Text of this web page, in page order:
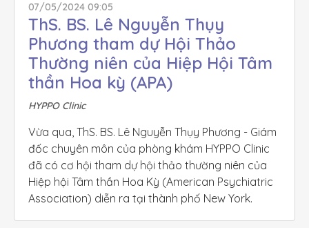
07/05/2024 09:05
ThS. BS. Lê Nguyễn Thụy
Phương tham dự Hội Thảo
Thường niên của Hiệp Hội Tâm
thần Hoa kỳ (APA)
HYPPO Clinic
Vừa qua, ThS. BS. Lê Nguyễn Thụy Phương - Giám
đốc chuyên môn của phòng khám HYPPO Clinic
đã có cơ hội tham dự hội thảo thường niên của
Hiệp hội Tâm thần Hoa Kỳ (American Psychiatric
Association) diễn ra tại thành phố New York.